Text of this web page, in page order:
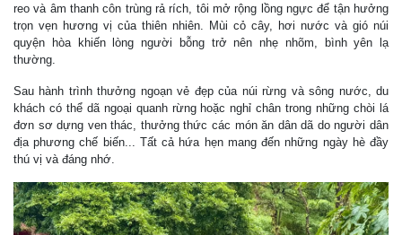
reo và âm thanh côn trùng rả rích, tôi mở rộng lồng ngực để tận hưởng
trọn vẹn hương vị của thiên nhiên. Mùi cỏ cây, hơi nước và gió núi
quyện hòa khiến lòng người bỗng trở nên nhẹ nhõm, bình yên lạ
thường.
Sau hành trình thưởng ngoạn vẻ đẹp của núi rừng và sông nước, du
khách có thể dã ngoại quanh rừng hoặc nghỉ chân trong những chòi lá
đơn sơ dựng ven thác, thưởng thức các món ăn dân dã do người dân
địa phương chế biến... Tất cả hứa hẹn mang đến những ngày hè đầy
thú vị và đáng nhớ.